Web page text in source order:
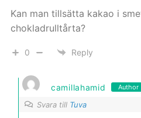
Kan man tillsätta kakao i
chokladrulltårta?
0 Reply
camillahamid Author
Svara till Tuva